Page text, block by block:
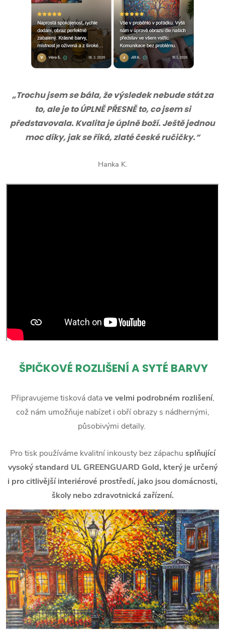
„Trochu jsem se bála, že výsledek nebude stát za
to, ale je to ÚPLNĚ PŘESNĚ to, co jsem si
představovala. Kvalita je úplně boží. Ještě jednou
moc díky, jak se říká, zlaté české ručičky.“
Hanka K.
ŠPIČKOVÉ ROZLIŠENÍ A SYTÉ BARVY
Připravujeme tisková datave velmi podrobném rozlišení,
což nám umožňuje nabízet i obří obrazy s nádhernými,
působivými detaily.
Pro tisk používáme kvalitní inkousty bez zápachu splňující
vysoký standard UL GREENGUARD Gold, který je určený
i pro citlivější interiérové prostředí, jako jsou domácnosti,
školy nebo zdravotnická zařízení.